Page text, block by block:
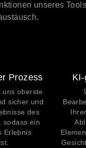
unseres Tools
Prozess
oberste
sicher und
des
sodass ein
Erlebnis